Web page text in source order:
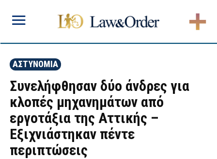
ΑΣΤΥΝΟΜΙΑ
Συνελήφθησαν δύο άνδρες για
κλοπές μηχανημάτων από
εργοτάξια της Αττικής –
Εξιχνιάστηκαν πέντε
περιπτώσεις